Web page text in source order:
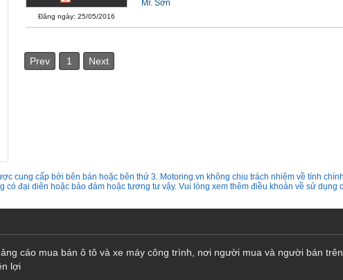
Đăng ngày: 25/05/2016
Mr. Sơn
Prev 1 Next
cung cấp bởi bên bán hoặc bên thứ 3. Motoring.vn không chịu trách nhiệm về tính
có đại diên hoặc bảo đảm hoặc tương tư vậy. Vui lòng xem thêm điều khoản về sử dụng
cáo mua bán ô tô và xe máy công trình, nơi người mua và người bán
lợi